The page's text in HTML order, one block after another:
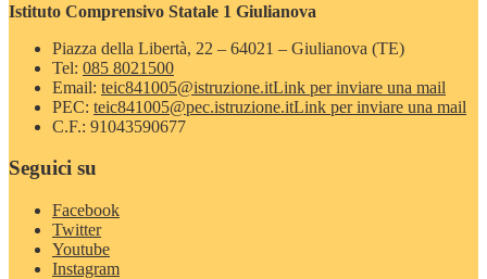
Istituto Comprensivo Statale 1 Giulianova
Piazza della Libertà, 22 – 64021 – Giulianova (TE)
Tel: 085 8021500
Email: teic841005@istruzione.itLink per inviare una mail
PEC: teic841005@pec.istruzione.itLink per inviare una mail
C.F.: 91043590677
Seguici su
Facebook
Twitter
Youtube
Instagram